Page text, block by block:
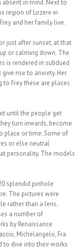
in mind. Next to
region of Lozere in
and her family live.
just after sunset, at that
or calming down. The
is rendered in subdued
rise to anxiety. Her
Frey these are places
until the people get
turn inwards, become
place or time. Some of
or else neutral
personality. The models
splendid pinhole
The pictures were
rather than a lens.
a number of
by Renaissance
Michelangelo, Fra
to dive into their works